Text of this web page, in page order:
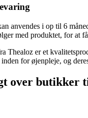
anvendes i op til 6
med produktet, for at
Thealoz er et
for øjenpleje, og
over butikker